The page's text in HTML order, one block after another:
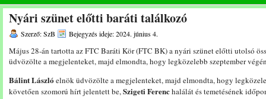
Nyári szünet előtti baráti találkozó
Szerző: SzB Bejegyzés ideje: 2024. június 4.
Május 28-án tartotta az FTC Baráti Kör (FTC BK) a nyári szünet előtti utolsó
üdvözölte a megjelenteket, majd elmondta, hogy legközelebb szeptember
Bálint László elnök üdvözölte a megjelenteket, majd elmondta, hogy
követően szomorú hírt jelentett be,Szigeti Ferenchalálát és temetésének